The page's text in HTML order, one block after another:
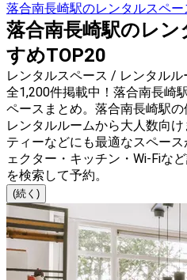
落合南長崎駅のレンタルスペー
落合南長崎駅のレ
すめTOP20
レンタルスペース / レンタルル
全1,200件掲載中！落合南長崎
ペースまとめ。落合南長崎駅
レンタルルームから大人数向
ティーなどにも最適なスペー
ェクター・キッチン・Wi-Fiな
を検索して予約。
(続く)